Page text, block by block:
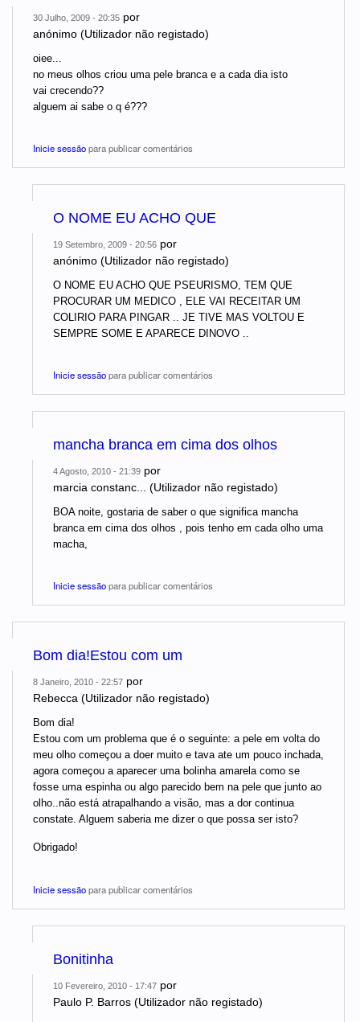
30 Julho, 2009 - 20:35 por
anónimo (Utilizador não registado)
oiee...
no meus olhos criou uma pele branca e a cada dia isto
vai crecendo??
alguem ai sabe o q é???
Inicie sessãopara publicar comentários
O NOME EU ACHO QUE
19 Setembro, 2009 - 20:56 por
anónimo (Utilizador não registado)
O NOME EU ACHO QUE PSEURISMO, TEM QUE
PROCURAR UM MEDICO , ELE VAI RECEITAR UM
COLIRIO PARA PINGAR .. JE TIVE MAS VOLTOU E
SEMPRE SOME E APARECE DINOVO ..
Inicie sessãopara publicar comentários
mancha branca em cima dos olhos
4 Agosto, 2010 - 21:39 por
marcia constanc... (Utilizador não registado)
BOA noite, gostaria de saber o que significa mancha
branca em cima dos olhos , pois tenho em cada olho uma
macha,
Inicie sessãopara publicar comentários
Bom dia!Estou com um
8 Janeiro, 2010 - 22:57 por
Rebecca (Utilizador não registado)
Bom dia!
Estou com um problema que é o seguinte: a pele em volta do
meu olho começou a doer muito e tava ate um pouco inchada,
agora começou a aparecer uma bolinha amarela como se
fosse uma espinha ou algo parecido bem na pele que junto ao
olho..não está atrapalhando a visão, mas a dor continua
constate. Alguem saberia me dizer o que possa ser isto?
Obrigado!
Inicie sessãopara publicar comentários
Bonitinha
10 Fevereiro, 2010 - 17:47 por
Paulo P. Barros (Utilizador não registado)